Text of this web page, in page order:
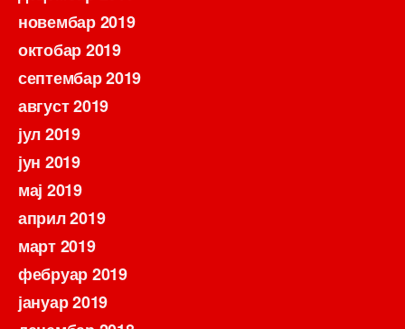
новембар 2019
октобар 2019
септембар 2019
август 2019
јул 2019
јун 2019
мај 2019
април 2019
март 2019
фебруар 2019
јануар 2019